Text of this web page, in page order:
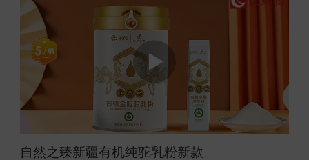
自然之臻新疆有机纯驼乳粉新款